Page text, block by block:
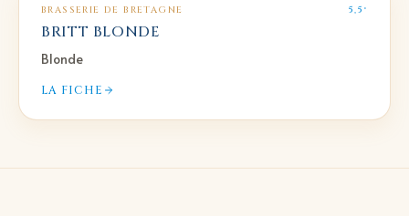
BRASSERIE DE BRETAGNE 5,5°
BRITT BLONDE
Blonde
LA FICHE